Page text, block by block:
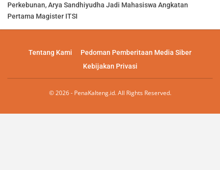
Perkebunan, Arya Sandhiyudha Jadi Mahasiswa Angkatan
Pertama Magister ITSI
Tentang Kami
Pedoman Pemberitaan Media Siber
Kebijakan Privasi
© 2026 - PenaKalteng.id. All Rights Reserved.